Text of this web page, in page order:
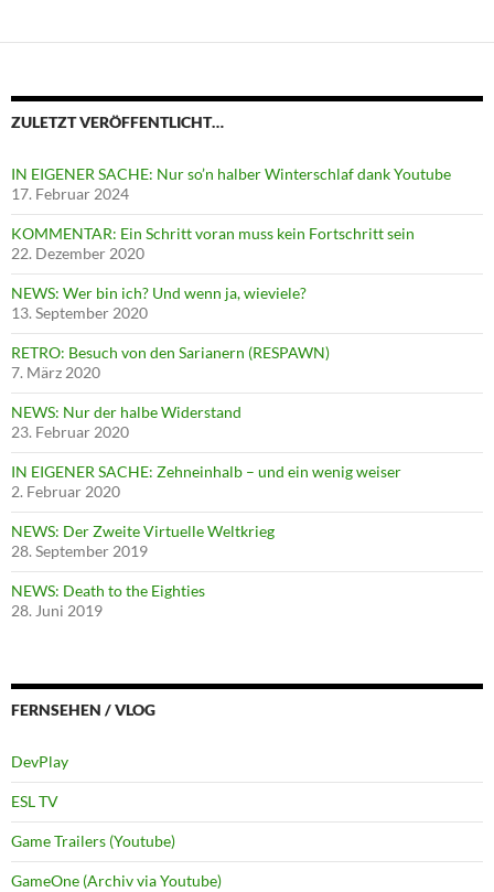
ZULETZT VERÖFFENTLICHT…
IN EIGENER SACHE: Nur so’n halber Winterschlaf dank Youtube
17. Februar 2024
KOMMENTAR: Ein Schritt voran muss kein Fortschritt sein
22. Dezember 2020
NEWS: Wer bin ich? Und wenn ja, wieviele?
13. September 2020
RETRO: Besuch von den Sarianern (RESPAWN)
7. März 2020
NEWS: Nur der halbe Widerstand
23. Februar 2020
IN EIGENER SACHE: Zehneinhalb – und ein wenig weiser
2. Februar 2020
NEWS: Der Zweite Virtuelle Weltkrieg
28. September 2019
NEWS: Death to the Eighties
28. Juni 2019
FERNSEHEN / VLOG
DevPlay
ESL TV
Game Trailers (Youtube)
GameOne (Archiv via Youtube)